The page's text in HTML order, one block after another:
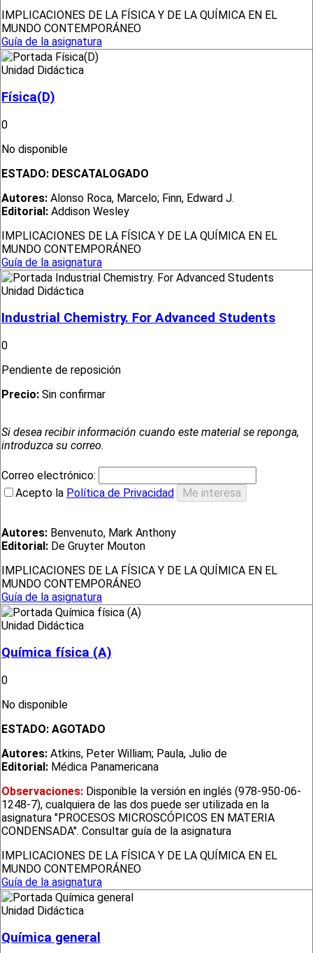
IMPLICACIONES DE LA FÍSICA Y DE LA QUÍMICA EN EL
MUNDO CONTEMPORÁNEO
Guía de la asignatura
Unidad Didáctica
Física(D)
0
No disponible
ESTADO: DESCATALOGADO
Autores: Alonso Roca, Marcelo; Finn, Edward J.
Editorial: Addison Wesley
IMPLICACIONES DE LA FÍSICA Y DE LA QUÍMICA EN EL
MUNDO CONTEMPORÁNEO
Guía de la asignatura
Unidad Didáctica
Industrial Chemistry. For Advanced Students
0
Pendiente de reposición
Precio: Sin confirmar
Si desea recibir información cuando este material se reponga,
introduzca su correo.
Correo electrónico:
Acepto la Política de Privacidad
Autores: Benvenuto, Mark Anthony
Editorial: De Gruyter Mouton
IMPLICACIONES DE LA FÍSICA Y DE LA QUÍMICA EN EL
MUNDO CONTEMPORÁNEO
Guía de la asignatura
Unidad Didáctica
Química física (A)
0
No disponible
ESTADO: AGOTADO
Autores: Atkins, Peter William; Paula, Julio de
Editorial: Médica Panamericana
Observaciones: Disponible la versión en inglés (978-950-06-
1248-7), cualquiera de las dos puede ser utilizada en la
asignatura "PROCESOS MICROSCÓPICOS EN MATERIA
CONDENSADA". Consultar guía de la asignatura
IMPLICACIONES DE LA FÍSICA Y DE LA QUÍMICA EN EL
MUNDO CONTEMPORÁNEO
Guía de la asignatura
Unidad Didáctica
Química general